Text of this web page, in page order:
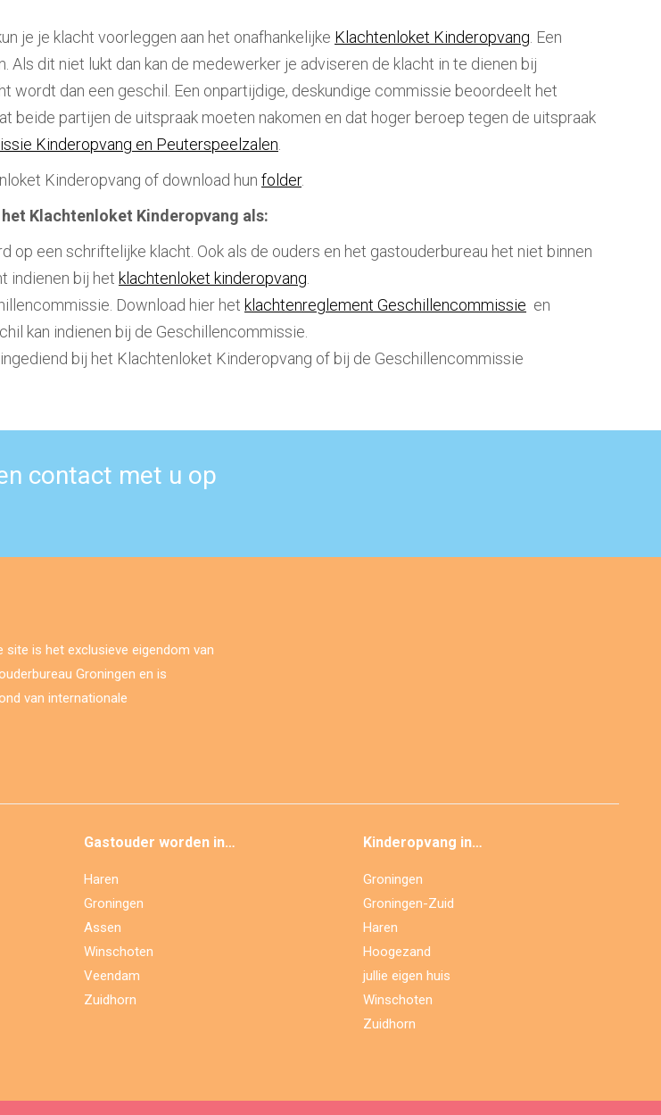
je je klacht voorleggen aan het onafhankelijke Klachtenloket Kinderopvang . Een
dit niet lukt dan kan de medewerker je adviseren de klacht in te dienen bij
wordt dan een geschil. Een onpartijdige, deskundige commissie beoordeelt het
beide partijen de uitspraak moeten nakomen en dat hoger beroep tegen de uitspraak
Kinderopvang en Peuterspeelzalen
Kinderopvang of download hun folder.
Klachtenloket Kinderopvang als:
een schriftelijke klacht. Ook als de ouders en het gastouderbureau het niet binnen
indienen bij het klachtenloket kinderopvang
Download hier het klachtenreglement Geschillencommissie en
kan indienen bij de Geschillencommissie.
bij het Klachtenloket Kinderopvang of bij de Geschillencommissie
contact met u op
site is het exclusieve eigendom van
Groningen en is
van internationale
Gastouder worden in…
Haren
Groningen
Assen
Winschoten
Veendam
Zuidhorn
Kinderopvang in…
Groningen
Groningen-Zuid
Haren
Hoogezand
jullie eigen huis
Winschoten
Zuidhorn